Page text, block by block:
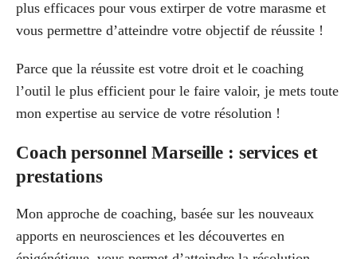
plus efficaces pour vous extirper de votre marasme et
vous permettre d’atteindre votre objectif de réussite !
Parce que la réussite est votre droit et le coaching
l’outil le plus efficient pour le faire valoir, je mets toute
mon expertise au service de votre résolution !
Coach personnel Marseille : services et
prestations
Mon approche de coaching, basée sur les nouveaux
apports en neurosciences et les découvertes en